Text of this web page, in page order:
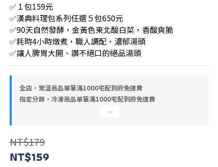
✅１包159元
✅漢典料理包系列任選５包650元
✅90天自然發酵，金黃色東北酸白菜，香酸爽脆
✅耗時4小時燉煮，職人調配，濃郁湯頭
✅讓人脾胃大開、讚不絕口的絕品湯頭
全店，常溫商品單筆滿1000宅配到府免運費
指定分類，冷凍商品單筆滿1000宅配到府免運費
NT$179
NT$159